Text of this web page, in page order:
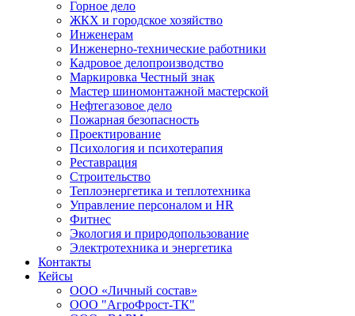
Горное дело
ЖКХ и городское хозяйство
Инженерам
Инженерно-технические работники
Кадровое делопроизводство
Маркировка Честный знак
Мастер шиномонтажной мастерской
Нефтегазовое дело
Пожарная безопасность
Проектирование
Психология и психотерапия
Реставрация
Строительство
Теплоэнергетика и теплотехника
Управление персоналом и HR
Фитнес
Экология и природопользование
Электротехника и энергетика
Контакты
Кейсы
ООО «Личный состав»
ООО "АгроФрост-ТК"